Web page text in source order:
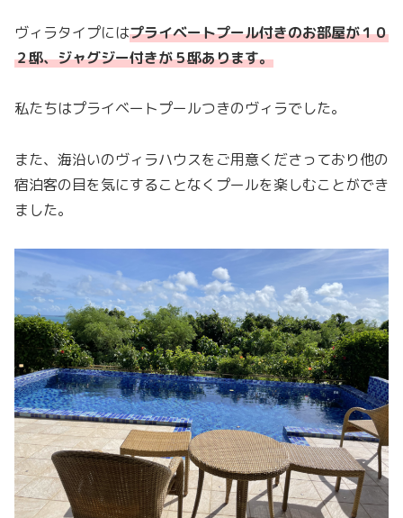
ヴィラタイプにはプライベートプール付きのお部屋が１０
２邸、ジャグジー付きが５邸あります。
私たちはプライベートプールつきのヴィラでした。
また、海沿いのヴィラハウスをご用意くださっており他の
宿泊客の目を気にすることなくプールを楽しむことができ
ました。